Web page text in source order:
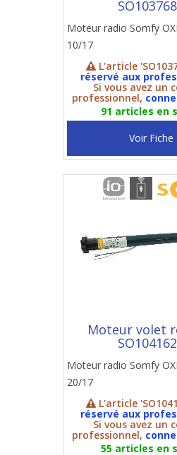
Moteur radio Somfy
10/17
L'article
réservé aux
Si vous avez un
professionnel,
91 articles en
Voir Fiche
Moteur volet
Moteur radio Somfy
20/17
L'article
réservé aux
Si vous avez un
professionnel,
55 articles en